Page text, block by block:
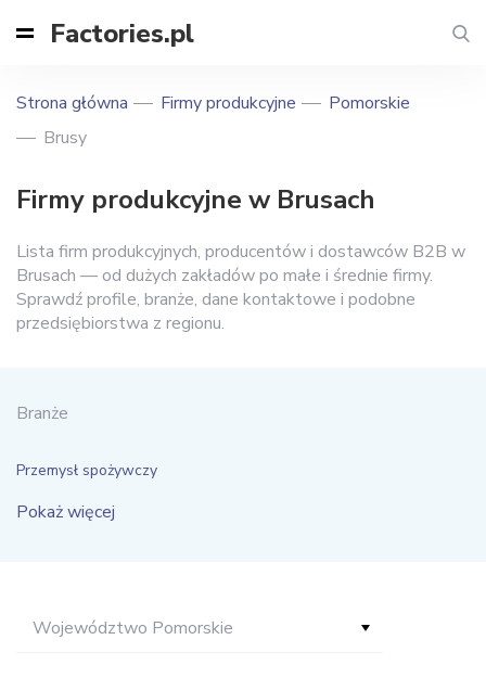
Factories.pl
Strona główna Firmy produkcyjne
Pomorskie
Brusy
Firmy produkcyjne w Brusach
Lista firm produkcyjnych, producentów i dostawców B2B w
Brusach — od dużych zakładów po małe i średnie firmy.
Sprawdź profile, branże, dane kontaktowe i podobne
przedsiębiorstwa z regionu.
Branże
Przemysł spożywczy
Pokaż więcej
Województwo Pomorskie